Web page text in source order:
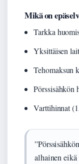
Mikä on
Tarkka
Yksittäisen
Tehomaksun
Pörssisähkön
Varttihinnat
alhainen eikä